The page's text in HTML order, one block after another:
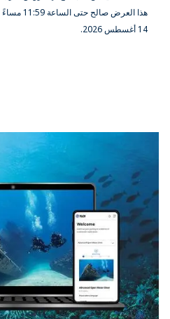
هذا
14 أغسطس 2026.